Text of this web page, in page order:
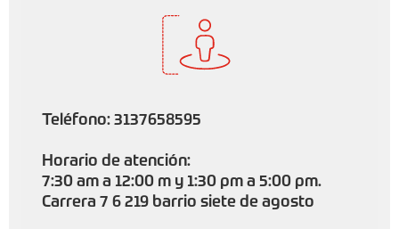
Teléfono: 3137658595
Horario de atención:
7:30 am a 12:00 m y 1:30 pm a 5:00 pm.
Carrera 7 6 219 barrio siete de agosto